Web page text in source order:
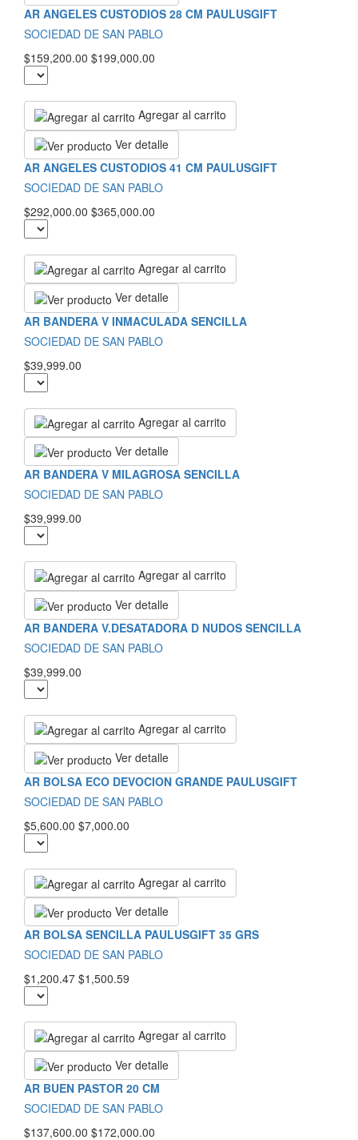
AR ANGELES CUSTODIOS 28 CM PAULUSGIFT
SOCIEDAD DE SAN PABLO
$159,200.00 $199,000.00
Agregar al carrito
Ver detalle
AR ANGELES CUSTODIOS 41 CM PAULUSGIFT
SOCIEDAD DE SAN PABLO
$292,000.00 $365,000.00
Agregar al carrito
Ver detalle
AR BANDERA V INMACULADA SENCILLA
SOCIEDAD DE SAN PABLO
$39,999.00
Agregar al carrito
Ver detalle
AR BANDERA V MILAGROSA SENCILLA
SOCIEDAD DE SAN PABLO
$39,999.00
Agregar al carrito
Ver detalle
AR BANDERA V.DESATADORA D NUDOS SENCILLA
SOCIEDAD DE SAN PABLO
$39,999.00
Agregar al carrito
Ver detalle
AR BOLSA ECO DEVOCION GRANDE PAULUSGIFT
SOCIEDAD DE SAN PABLO
$5,600.00 $7,000.00
Agregar al carrito
Ver detalle
AR BOLSA SENCILLA PAULUSGIFT 35 GRS
SOCIEDAD DE SAN PABLO
$1,200.47 $1,500.59
Agregar al carrito
Ver detalle
AR BUEN PASTOR 20 CM
SOCIEDAD DE SAN PABLO
$137,600.00 $172,000.00